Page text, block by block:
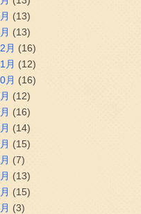
(13)
(13)
月 (16)
月 (12)
月 (16)
(12)
(16)
(14)
(15)
(7)
(13)
(15)
(3)